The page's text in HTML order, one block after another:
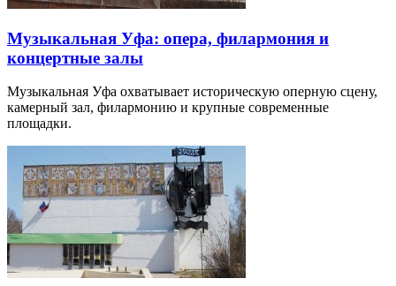
Музыкальная Уфа: опера, филармония и
концертные залы
Музыкальная Уфа охватывает историческую оперную сцену,
камерный зал, филармонию и крупные современные
площадки.